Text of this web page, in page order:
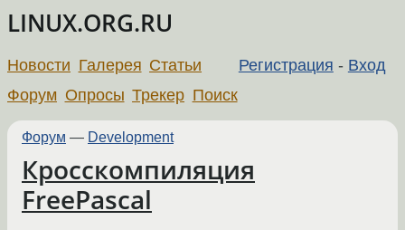
LINUX.ORG.RU
Регистрация - Вход
Новости Галерея Статьи
Форум Опросы Трекер Поиск
Форум — Development
Кросскомпиляция
FreePascal